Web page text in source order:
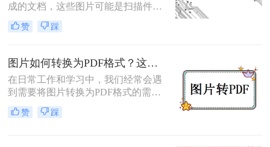
打印或保存。
成的文档，这些图片可能是扫描件、
照片或是其他形式的图像文件。将图
片文档转换为PDF格式可以提高文档
的原始外观不变。那么图片文档怎么
转换成pdf呢？本文将详细介绍几种常
用的图片文档转PDF的方法。
赞 踩
图片如何转换为PDF格式？这三个方法非常实用！
在日常工作和学习中，我们经常会遇
到需要将图片转换为PDF格式的需
求。PDF格式因其良好的跨平台兼容
性和保护文档内容的特性而备受青
赞 踩